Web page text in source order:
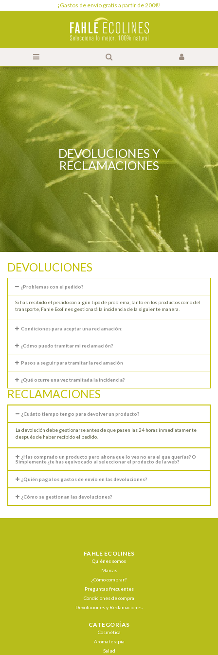
¡Gastos de envío gratis a partir de 200€!
DEVOLUCIONES Y
RECLAMACIONES
DEVOLUCIONES
¿Problemas con el pedido?
Si has recibido el pedido con algún tipo de problema, tanto en los productos como del
transporte, Fahle Ecolines gestionará la incidencia de la siguiente manera.
Condiciones para aceptar una reclamación:
¿Cómo puedo tramitar mi reclamación?
Pasos a seguir para tramitar la reclamación
¿Qué ocurre una vez tramitada la incidencia?
RECLAMACIONES
¿Cuánto tiempo tengo para devolver un producto?
La devolución debe gestionarse antes de que pasen las 24 horas inmediatamente
después de haber recibido el pedido.
¿Has comprado un producto pero ahora que lo ves no era el que querías? O
Simplemente ¿te has equivocado al seleccionar el producto de la web?
¿Quién paga los gastos de envío en las devoluciones?
¿Cómo se gestionan las devoluciones?
FAHLE ECOLINES
Quiénes somos
Marcas
¿Cómo comprar?
Preguntas frecuentes
Condiciones de compra
Devoluciones y Reclamaciones
CATEGORÍAS
Cosmética
Aromaterapia
Salud